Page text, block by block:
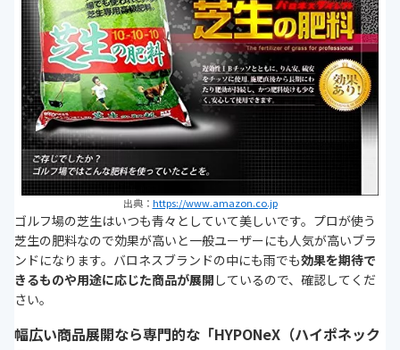
出典： https://www.amazon.co.jp
ゴルフ場の芝生はいつも青々としていて美しいです。プロが使う
芝生の肥料なので効果が高いと一般ユーザーにも人気が高いブラ
ンドになります。バロネスブランドの中にも雨でも効果を期待で
きるものや用途に応じた商品が展開 しているので、確認してくだ
さい。
幅広い商品展開なら専門的な「HYPONeX（ハイポネック